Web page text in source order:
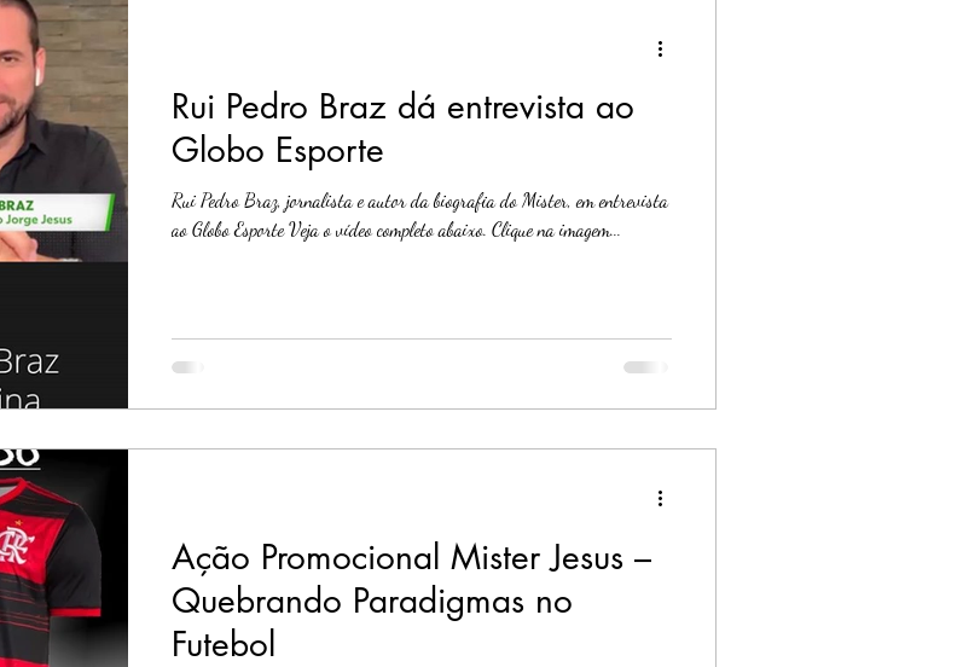
Rui Pedro Braz dá entrevista ao
Globo Esporte
Rui Pedro Braz, jornalista e autor da biografia do Mister, em entrevista
ao Globo Esporte Veja o vídeo completo abaixo. Clique na imagem...
Ação Promocional Mister Jesus –
Quebrando Paradigmas no
Futebol